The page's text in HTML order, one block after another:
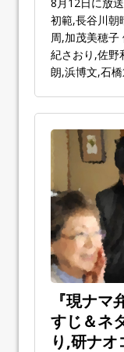
初範,長谷川朝
周,加茂美穂子
紀さおり,佐野
朗,浜博文,石橋
『現ナ
すじ＆ネ
り,研ナオ